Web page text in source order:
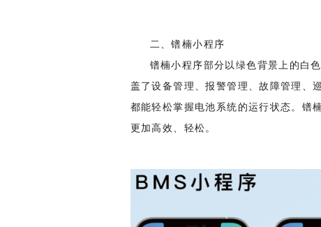
二、镨楠小程序
镨楠小程序部分以绿色背景上的白
盖了设备管理、报警管理、故障管理、
都能轻松掌握电池系统的运行状态。镨
更加高效、轻松。